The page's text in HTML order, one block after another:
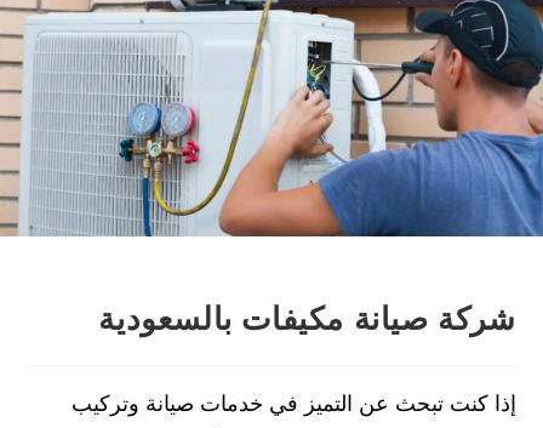
شركة صيانة مكيفات بالسعودية
إذا كنت تبحث عن التميز في خدمات صيانة وتركيب